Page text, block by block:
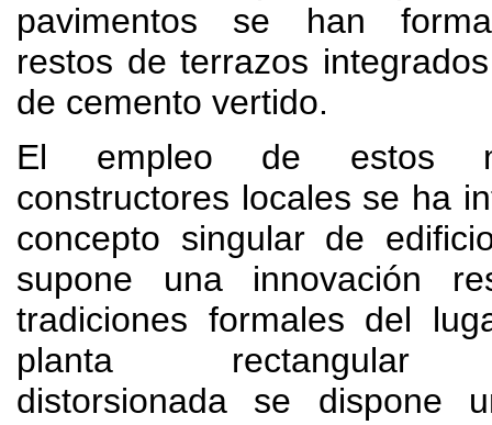
pavimentos se han
restos de terrazos
de cemento vertido.
El empleo de estos
constructores locales se ha
concepto singular de
supone una innovación
tradiciones formales del
planta rectangular
distorsionada se dispone